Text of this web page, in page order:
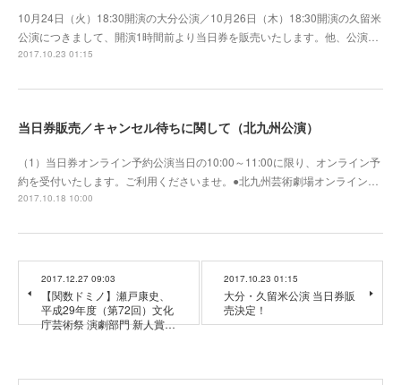
10月24日（火）18:30開演の大分公演／10月26日（木）18:30開演の久留米
公演につきまして、開演1時間前より当日券を販売いたします。他、公演…
2017.10.23 01:15
当日券販売／キャンセル待ちに関して（北九州公演）
（1）当日券オンライン予約公演当日の10:00～11:00に限り、オンライン予
約を受付いたします。ご利用くださいませ。●北九州芸術劇場オンライン…
2017.10.18 10:00
2017.12.27 09:03
【関数ドミノ】瀬戸康史、
平成29年度（第72回）文化
庁芸術祭 演劇部門 新人賞…
2017.10.23 01:15
大分・久留米公演 当日券販
売決定！